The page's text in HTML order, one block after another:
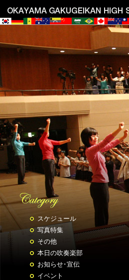
スケジュール
写真特集
その他
本日の吹奏楽部
お知らせ･宣伝
イベント